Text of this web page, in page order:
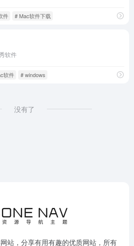
件 # Mac软件下载
软件
软件 # windows
没有了
站，分享有用有趣的优质网站，所有